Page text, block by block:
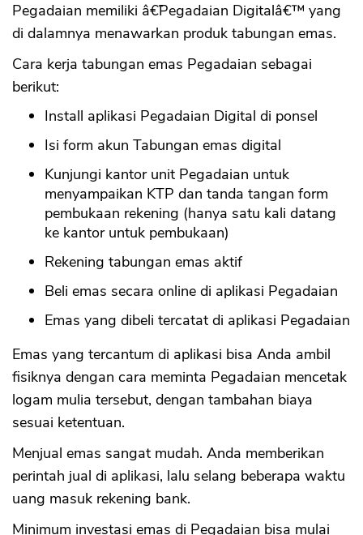
Pegadaian memiliki â€˜Pegadaian Digitalâ€™ yang
di dalamnya menawarkan produk tabungan emas.
Cara kerja tabungan emas Pegadaian sebagai
berikut:
Install aplikasi Pegadaian Digital di ponsel
Isi form akun Tabungan emas digital
Kunjungi kantor unit Pegadaian untuk
menyampaikan KTP dan tanda tangan form
pembukaan rekening (hanya satu kali datang
ke kantor untuk pembukaan)
Rekening tabungan emas aktif
Beli emas secara online di aplikasi Pegadaian
Emas yang dibeli tercatat di aplikasi Pegadaian
Emas yang tercantum di aplikasi bisa Anda ambil
fisiknya dengan cara meminta Pegadaian mencetak
logam mulia tersebut, dengan tambahan biaya
sesuai ketentuan.
Menjual emas sangat mudah. Anda memberikan
perintah jual di aplikasi, lalu selang beberapa waktu
uang masuk rekening bank.
Minimum investasi emas di Pegadaian bisa mulai